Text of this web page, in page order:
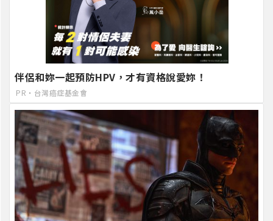
伴侶和妳一起預防HPV，才有資格說愛妳！
PR・台灣癌症基金會